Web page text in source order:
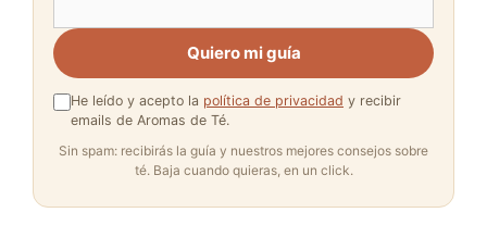
Quiero mi guía
He leído y acepto la política de privacidad y recibir
emails de Aromas de Té.
Sin spam: recibirás la guía y nuestros mejores consejos sobre
té. Baja cuando quieras, en un click.